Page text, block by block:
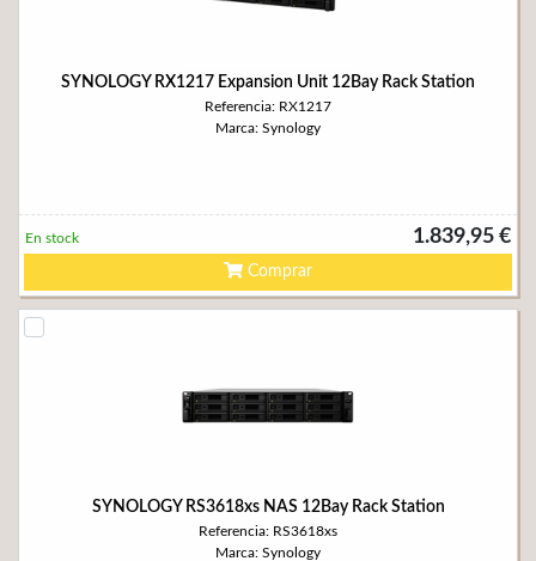
SYNOLOGY RX1217 Expansion Unit 12Bay Rack Station
Referencia: RX1217
Marca: Synology
1.839,95 €
En stock
Comprar
SYNOLOGY RS3618xs NAS 12Bay Rack Station
Referencia: RS3618xs
Marca: Synology